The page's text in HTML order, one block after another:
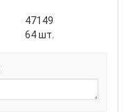
47149
64шт.